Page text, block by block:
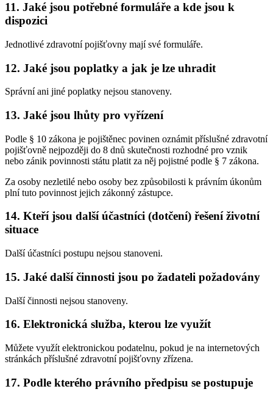
11. Jaké jsou potřebné formuláře a kde jsou k
dispozici
Jednotlivé zdravotní pojišťovny mají své formuláře.
12. Jaké jsou poplatky a jak je lze uhradit
Správní ani jiné poplatky nejsou stanoveny.
13. Jaké jsou lhůty pro vyřízení
Podle § 10 zákona je pojištěnec povinen oznámit příslušné zdravotní
pojišťovně nejpozději do 8 dnů skutečnosti rozhodné pro vznik
nebo zánik povinnosti státu platit za něj pojistné podle § 7 zákona.
Za osoby nezletilé nebo osoby bez způsobilosti k právním úkonům
plní tuto povinnost jejich zákonný zástupce.
14. Kteří jsou další účastníci (dotčení) řešení životní
situace
Další účastníci postupu nejsou stanoveni.
15. Jaké další činnosti jsou po žadateli požadovány
Další činnosti nejsou stanoveny.
16. Elektronická služba, kterou lze využít
Můžete využít elektronickou podatelnu, pokud je na internetových
stránkách příslušné zdravotní pojišťovny zřízena.
17. Podle kterého právního předpisu se postupuje